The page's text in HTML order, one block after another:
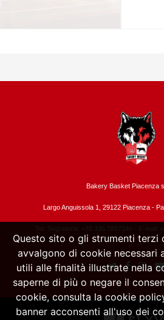
Bakery Basket Piacenza
Largo Anguissola 1, 29122 Piacenza -
Tel. Segreteria: +39 335.7897040 - E-mail:
Questo sito o gli strumenti terzi
avvalgono di cookie necessari
utili alle finalità illustrate nella
saperne di più o negare il
cookie, consulta la cookie
banner acconsenti all'uso dei